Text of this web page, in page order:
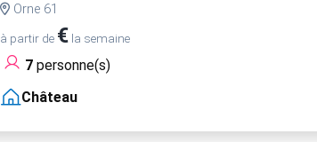
Orne 61
à partir de €la semaine
7personne(s)
Château